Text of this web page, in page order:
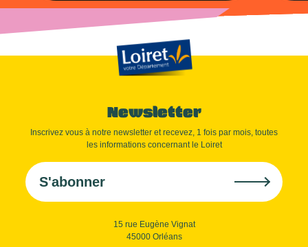
Newsletter
Inscrivez vous à notre newsletter et recevez, 1 fois par mois, toutes
les informations concernant le Loiret
S'abonner
15 rue Eugène Vignat
45000 Orléans